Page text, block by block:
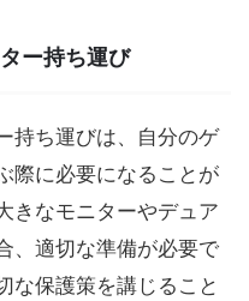
ー持ち運び
持ち運びは、自分のゲ
際に必要になることが
きなモニターやデュア
、適切な準備が必要で
な保護策を講じること